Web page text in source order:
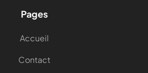
Pages
Accueil
Contact